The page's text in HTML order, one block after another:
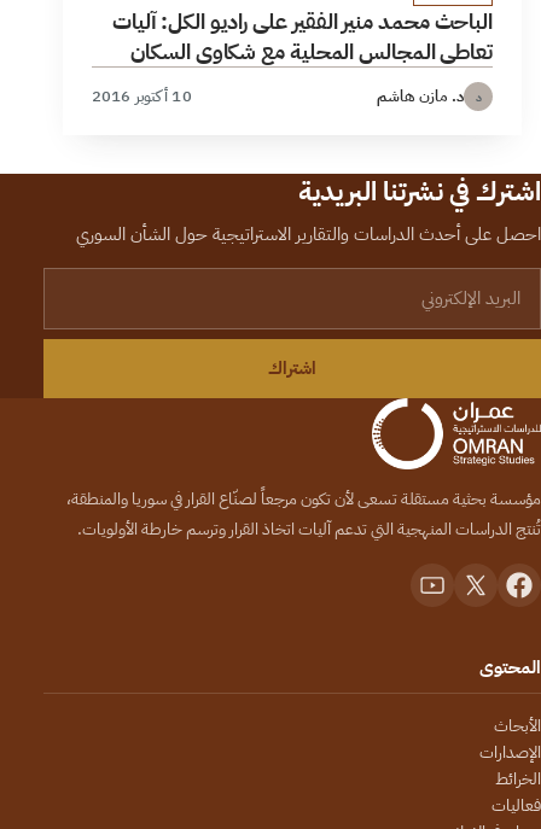
الباحث محمد منير الفقير على راديو الكل: آليات
تعاطي المجالس المحلية مع شكاوى السكان
د د. مازن هاشم 10 أكتوبر 2016
اشترك في نشرتنا البريدية
احصل على أحدث الدراسات والتقارير الاستراتيجية حول الشأن السوري
اشتراك
مؤسسة بحثية مستقلة تسعى لأن تكون مرجعاً لصنّاع القرار في سوريا والمنطقة،
تُنتج الدراسات المنهجية التي تدعم آليات اتخاذ القرار وترسم خارطة الأولويات.
المحتوى
الأبحاث
الإصدارات
الخرائط
فعاليات